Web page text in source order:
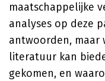
maatschappelijke
analyses op deze
antwoorden, maar
literatuur kan
gekomen, en